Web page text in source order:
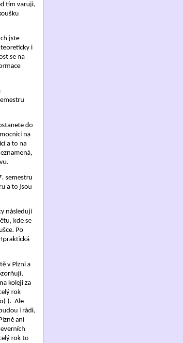
tím varuji,
jste
i
se na
do
na
a to na
semestru
a to jsou
následují
kde se
Po
v Plzni a
koleji za
rok
). Ale
i rádi,
ani
rok to